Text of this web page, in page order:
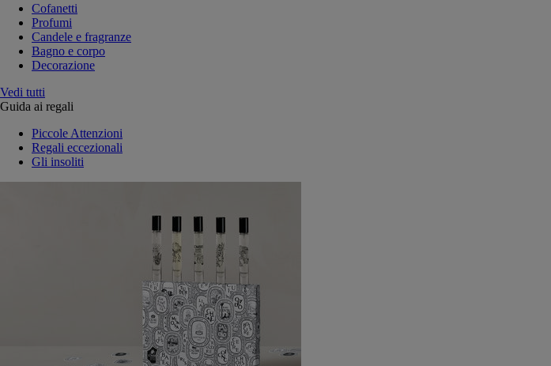
Cofanetti
Profumi
Candele e fragranze
Bagno e corpo
Decorazione
Vedi tutti
Guida ai regali
Piccole Attenzioni
Regali eccezionali
Gli insoliti